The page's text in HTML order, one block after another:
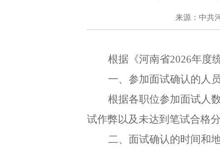
来源：中共
根据《河南省2026年度
一、参加面试确认的人
根据各职位参加面试人
试作弊以及未达到笔试合格
二、面试确认的时间和